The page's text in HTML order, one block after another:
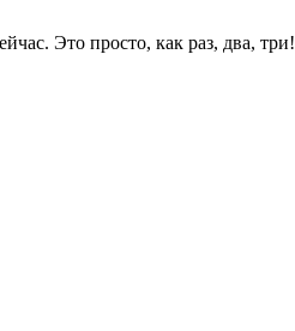
Это просто, как раз, два, три!